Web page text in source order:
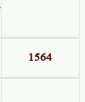
1564